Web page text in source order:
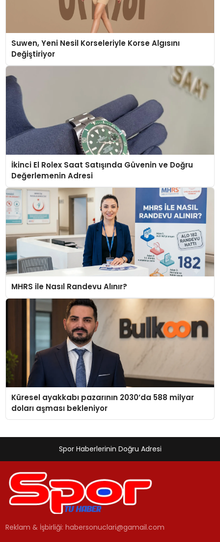
Suwen, Yeni Nesil Korseleriyle Korse Algısını
Değiştiriyor
İkinci El Rolex Saat Satışında Güvenin ve Doğru
Değerlemenin Adresi
MHRS ile Nasıl Randevu Alınır?
Küresel ayakkabı pazarının 2030’da 588 milyar
doları aşması bekleniyor
Spor Haberlerinin Doğru Adresi
Reklam & İşbirliği:habersonuclari@gamail.com